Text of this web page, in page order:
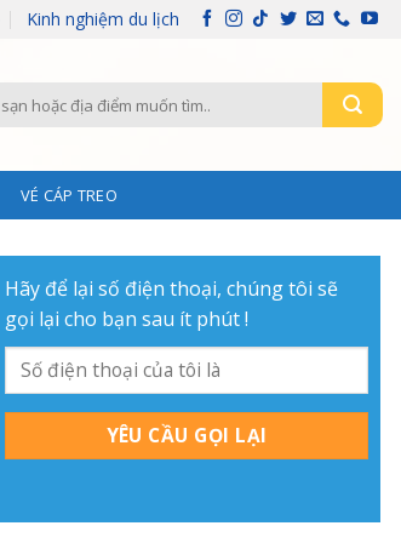
Kinh nghiệm du lịch
VÉ CÁP TREO
Hãy để lại số điện thoại, chúng tôi sẽ
gọi lại cho bạn sau ít phút !